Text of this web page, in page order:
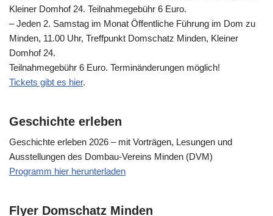
Kleiner Domhof 24. Teilnahmegebühr 6 Euro.
– Jeden 2. Samstag im Monat Öffentliche Führung im Dom zu
Minden, 11.00 Uhr, Treffpunkt Domschatz Minden, Kleiner
Domhof 24.
Teilnahmegebühr 6 Euro. Terminänderungen möglich!
Tickets gibt es hier.
Geschichte erleben
Geschichte erleben 2026 – mit Vorträgen, Lesungen und
Ausstellungen des Dombau-Vereins Minden (DVM)
Programm hier herunterladen
Flyer Domschatz Minden